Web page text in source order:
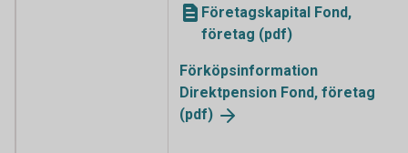
Företagskapital Fond,
företag (pdf)
Förköpsinformation
Direktpension Fond, företag
(pdf)